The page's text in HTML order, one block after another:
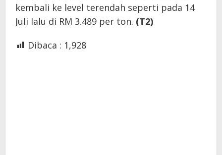
kembali ke level terendah seperti pada 14
Juli lalu di RM 3.489 per ton. (T2)
Dibaca : 1,928